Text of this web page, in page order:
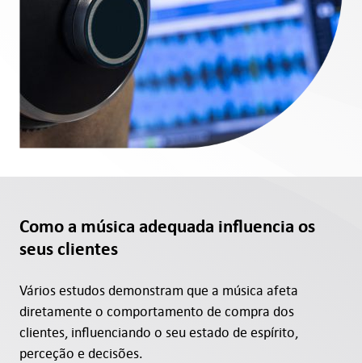
Como a música adequada influencia os
seus clientes
Vários estudos demonstram que a música afeta
diretamente o comportamento de compra dos
clientes, influenciando o seu estado de espírito,
perceção e decisões.